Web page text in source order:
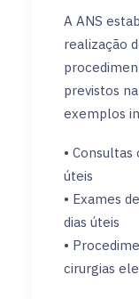
A ANS
realização
previstos
exemplos
•
úteis
• Exames
dias úteis
•
cirurgias